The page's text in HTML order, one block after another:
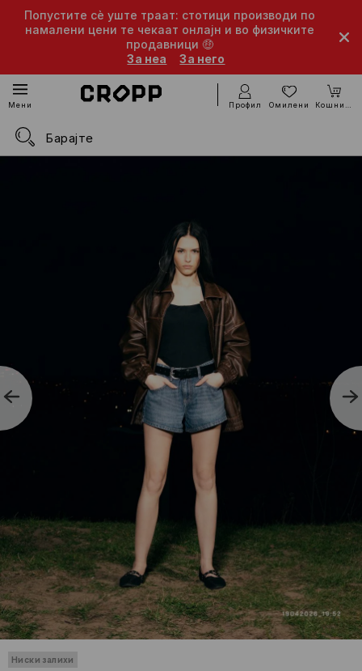
Попустите сè уште траат: стотици производи по
намалени цени те чекаат онлајн и во физичките
продавници 🤑
За неа
За него
Мени Профил Омилени Кошничка
Ниски залихи